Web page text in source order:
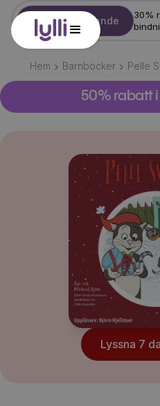
Starta erbjudande
30%
Hem Barnböcker Pelle
50% rabatt
Lyssna 7